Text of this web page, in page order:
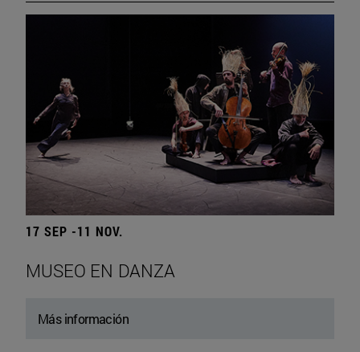
17 SEP -11 NOV.
MUSEO EN DANZA
Más información